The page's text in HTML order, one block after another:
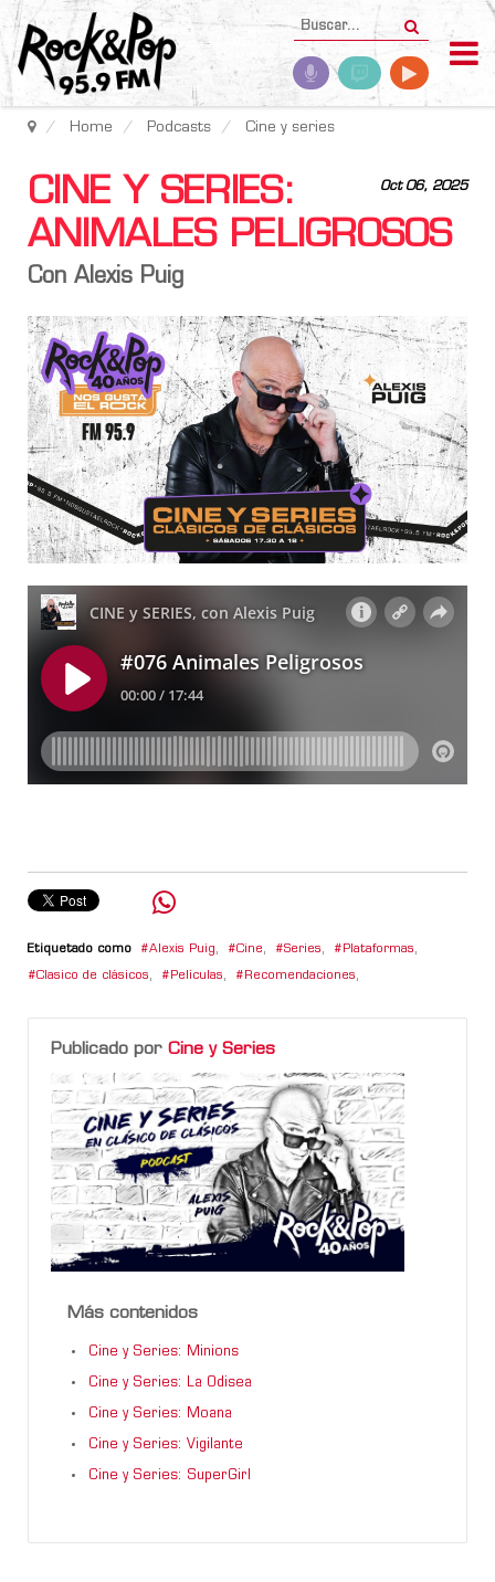
Home Podcasts Cine y series
Oct 06, 2025
CINE Y SERIES:
ANIMALES PELIGROSOS
Con Alexis Puig
Etiquetado como Alexis Puig, Cine, Series, Plataformas,
Clasico de clásicos, Películas, Recomendaciones,
Publicado por Cine y Series
Más contenidos
Cine y Series: Minions
Cine y Series: La Odisea
Cine y Series: Moana
Cine y Series: Vigilante
Cine y Series: SuperGirl